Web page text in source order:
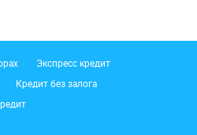
Экспресс кредит
Кредит без залога